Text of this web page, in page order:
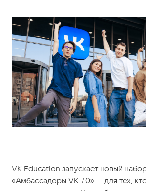
VK Education запускает новый
«Амбассадоры VK 7.0» — для тех,